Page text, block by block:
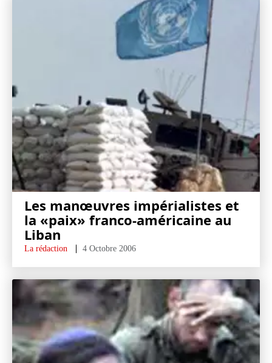
Les manœuvres impérialistes et
la «paix» franco-américaine au
Liban
La rédaction 4 Octobre 2006